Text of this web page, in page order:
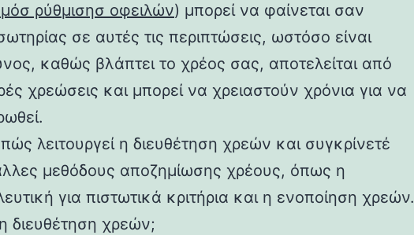
ρύθμισησ οφειλών) μπορεί να φαίνεται σαν
σε αυτές τις περιπτώσεις, ωστόσο είναι
καθώς βλάπτει το χρέος σας, αποτελείται από
χρεώσεις και μπορεί να χρειαστούν χρόνια για να
λειτουργεί η διευθέτηση χρεών και συγκρίνετέ
μεθόδους αποζημίωσης χρέους, όπως η
για πιστωτικά κριτήρια και η ενοποίηση χρεών.
η διευθέτηση χρεών;